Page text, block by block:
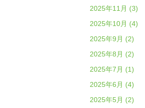
2025年11月 (3)
2025年10月 (4)
2025年9月 (2)
2025年8月 (2)
2025年7月 (1)
2025年6月 (4)
2025年5月 (2)